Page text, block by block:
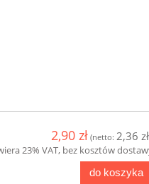
2,90 zł (netto: 2,36 zł
23% VAT, bez kosztów
do koszyka